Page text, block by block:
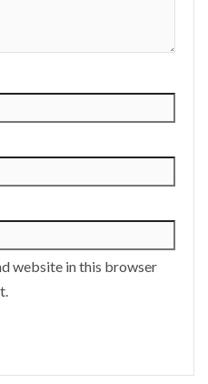
website in this browser